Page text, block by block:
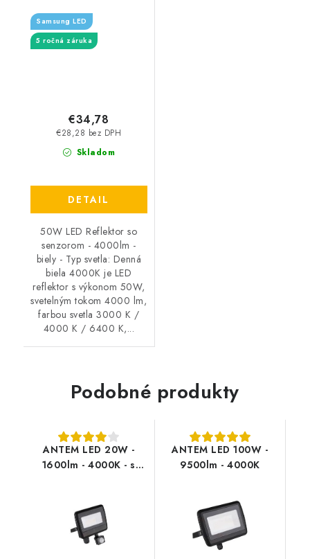
biely - Typ svetla:
Denná biela 4000K
Samsung LED
5 ročná záruka
Skladom
€28,28 bez DPH
€34,78
DETAIL
50W LED Reflektor so
senzorom - 4000lm -
biely - Typ svetla: Denná
biela 4000K je LED
reflektor s výkonom 50W,
svetelným tokom 4000 lm,
farbou svetla 3000 K /
4000 K / 6400 K,...
Podobné produkty
ANTEM LED 20W -
1600lm - 4000K - s
ANTEM LED 100W -
9500lm - 4000K